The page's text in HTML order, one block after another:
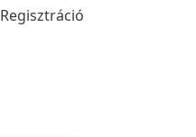
Regisztráció